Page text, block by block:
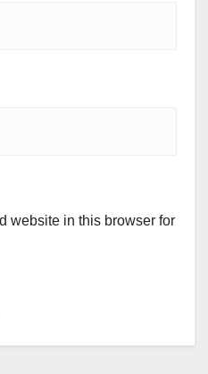
website in this browser for